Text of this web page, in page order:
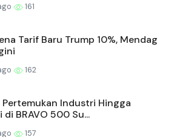
161
Tarif Baru Trump 10%, Mendag
162
Pertemukan Industri Hingga
di BRAVO 500 Su...
157